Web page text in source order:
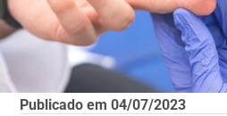
Publicado em04/07/2023